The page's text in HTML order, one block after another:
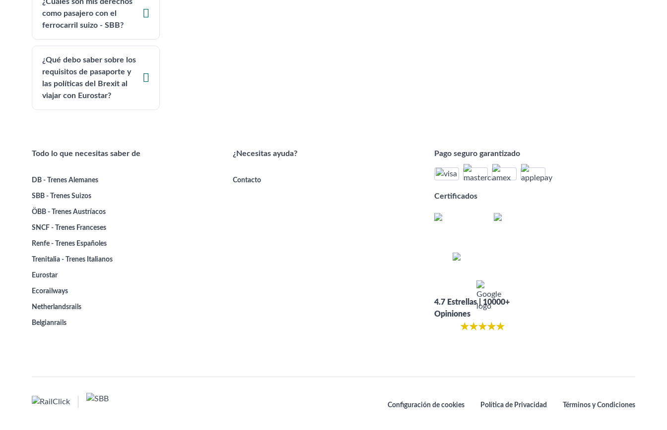
como pasajero con el
ferrocarril suizo - SBB?

¿Qué debo saber sobre los
requisitos de pasaporte y
las políticas del Brexit al
viajar con Eurostar?

Todo lo que necesitas saber de
DB - Trenes Alemanes
SBB - Trenes Suizos
ÖBB - Trenes Austríacos
SNCF - Trenes Franceses
Renfe - Trenes Españoles
Trenitalia - Trenes Italianos
Eurostar
Ecorailways
Netherlandsrails
Belgianrails
¿Necesitas ayuda?
Contacto
Pago seguro garantizado
Certificados
4.7 Estrellas | 10000+
Opiniones
★★★★★
Configuración de cookies Política de Privacidad Términos y Condiciones